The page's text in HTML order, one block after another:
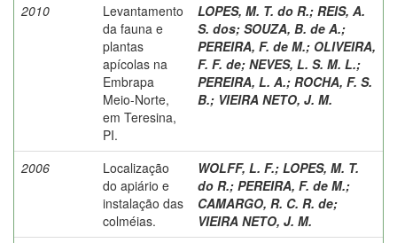
2010
Levantamento
da fauna e
plantas
apícolas na
Embrapa
Meio-Norte,
em Teresina,
PI.
LOPES, M. T. do R.; REIS, A.
S. dos; SOUZA, B. de A.;
PEREIRA, F. de M.; OLIVEIRA,
F. F. de; NEVES, L. S. M. L.;
PEREIRA, L. A.; ROCHA, F. S.
B.; VIEIRA NETO, J. M.
2006
Localização
do apiário e
instalação das
colméias.
WOLFF, L. F.; LOPES, M. T.
do R.; PEREIRA, F. de M.;
CAMARGO, R. C. R. de;
VIEIRA NETO, J. M.